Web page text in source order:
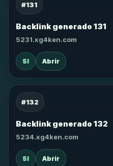
#131
Backlink generado 131
5231.xg4ken.com
SI Abrir
#132
Backlink generado 132
5234.xg4ken.com
SI Abrir